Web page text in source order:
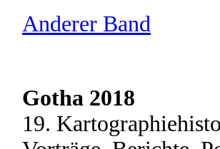
Anderer Band
Gotha 2018
19.